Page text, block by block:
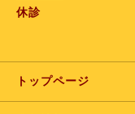
休診
トップページ